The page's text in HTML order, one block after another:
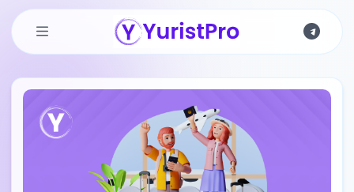
Skip to main content